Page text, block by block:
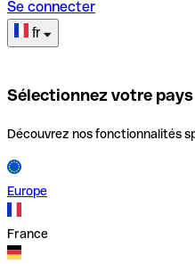
Se connecter
fr
Sélectionnez votre pays
Découvrez nos fonctionnalités
Europe
France